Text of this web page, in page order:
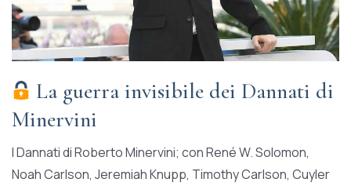
La guerra invisibile dei Dannati di
Minervini
I Dannati di Roberto Minervini; con René W. Solomon,
Noah Carlson, Jeremiah Knupp, Timothy Carlson, Cuyler